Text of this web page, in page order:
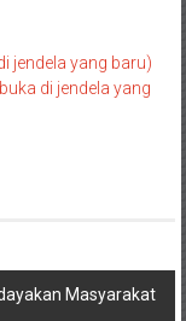
jendela yang baru)
di jendela yang
Masyarakat